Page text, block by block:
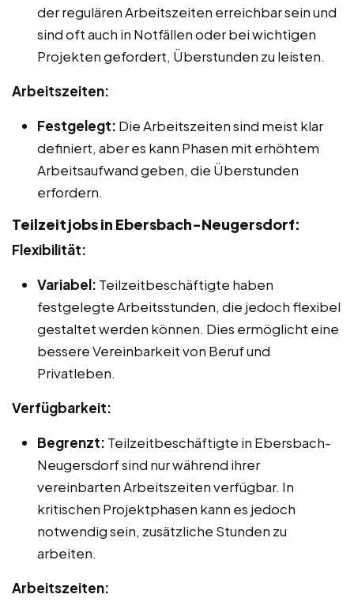
der regulären Arbeitszeiten erreichbar sein und
sind oft auch in Notfällen oder bei wichtigen
Projekten gefordert, Überstunden zu leisten.
Arbeitszeiten:
Festgelegt: Die Arbeitszeiten sind meist klar
definiert, aber es kann Phasen mit erhöhtem
Arbeitsaufwand geben, die Überstunden
erfordern.
Teilzeitjobs in Ebersbach-Neugersdorf:
Flexibilität:
Variabel: Teilzeitbeschäftigte haben
festgelegte Arbeitsstunden, die jedoch flexibel
gestaltet werden können. Dies ermöglicht eine
bessere Vereinbarkeit von Beruf und
Privatleben.
Verfügbarkeit:
Begrenzt: Teilzeitbeschäftigte in Ebersbach-
Neugersdorf sind nur während ihrer
vereinbarten Arbeitszeiten verfügbar. In
kritischen Projektphasen kann es jedoch
notwendig sein, zusätzliche Stunden zu
arbeiten.
Arbeitszeiten: